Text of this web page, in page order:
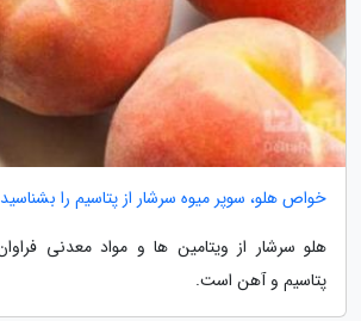
خواص هلو، سوپر میوه سرشار از پتاسیم را بشناسید
پتاسیم و آهن است.